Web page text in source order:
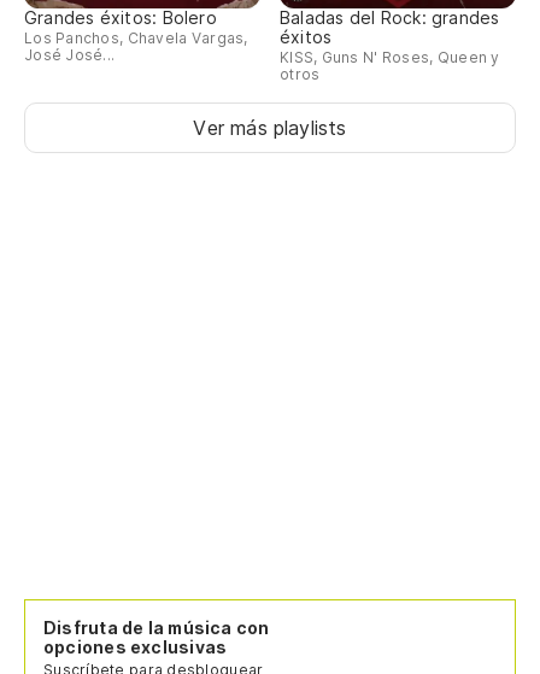
Grandes éxitos: Bolero
Los Panchos, Chavela Vargas,
José José...
Baladas del Rock: grandes
éxitos
KISS, Guns N' Roses, Queen y
otros
Ver más playlists
Disfruta de la música con
opciones exclusivas
Suscríbete para desbloquear